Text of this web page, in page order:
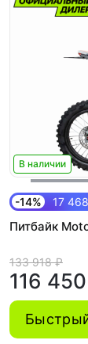
В наличии
-14% 17
Питбайк
133 918 ₽
116